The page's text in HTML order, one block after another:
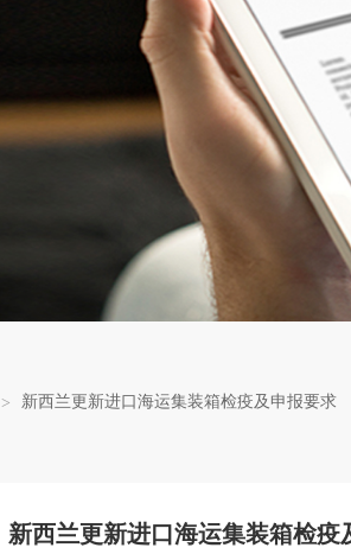
新西兰更新进口海运集装箱检疫及申报要求
新西兰更新进口海运集装箱检疫